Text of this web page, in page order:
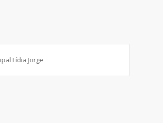
Lídia Jorge